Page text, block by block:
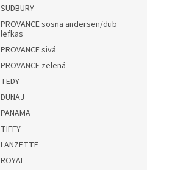
SUDBURY
PROVANCE sosna andersen/dub
lefkas
PROVANCE sivá
PROVANCE zelená
TEDY
DUNAJ
PANAMA
TIFFY
LANZETTE
ROYAL